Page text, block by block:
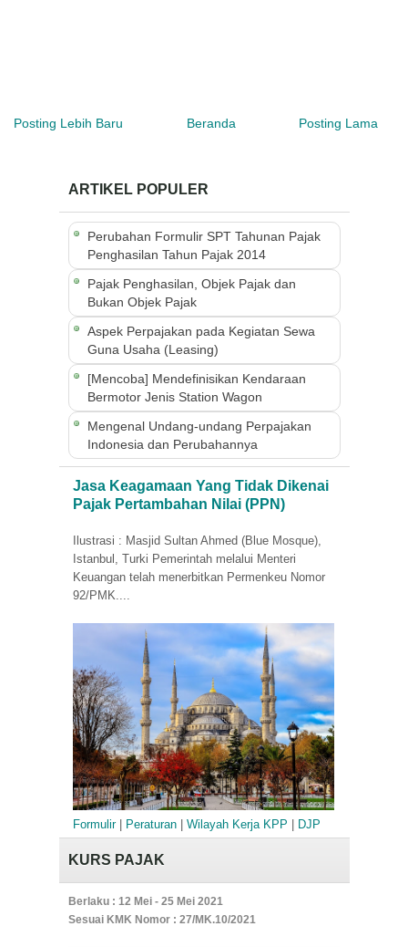
Posting Lebih Baru Posting Lama
Beranda
ARTIKEL POPULER
Perubahan Formulir SPT Tahunan Pajak
Penghasilan Tahun Pajak 2014
Pajak Penghasilan, Objek Pajak dan
Bukan Objek Pajak
Aspek Perpajakan pada Kegiatan Sewa
Guna Usaha (Leasing)
[Mencoba] Mendefinisikan Kendaraan
Bermotor Jenis Station Wagon
Mengenal Undang-undang Perpajakan
Indonesia dan Perubahannya
Jasa Keagamaan Yang Tidak Dikenai
Pajak Pertambahan Nilai (PPN)
Ilustrasi : Masjid Sultan Ahmed (Blue Mosque),
Istanbul, Turki Pemerintah melalui Menteri
Keuangan telah menerbitkan Permenkeu Nomor
92/PMK....
Formulir| Peraturan| Wilayah Kerja KPP | DJP
KURS PAJAK
Berlaku : 12 Mei - 25 Mei 2021
Sesuai KMK Nomor : 27/MK.10/2021